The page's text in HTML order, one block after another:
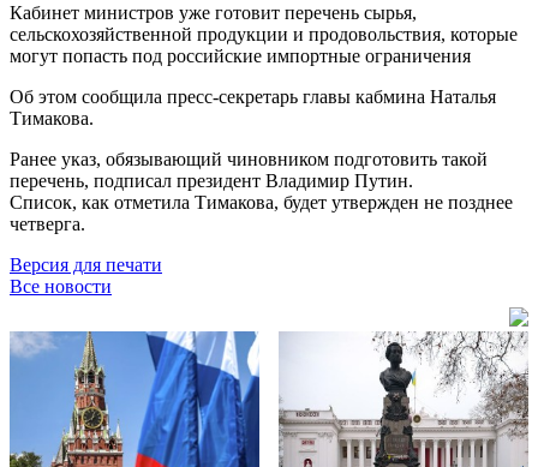
Кабинет министров уже готовит перечень сырья,
сельскохозяйственной продукции и продовольствия, которые
могут попасть под российские импортные ограничения
Об этом сообщила пресс-секретарь главы кабмина Наталья
Тимакова.
Ранее указ, обязывающий чиновником подготовить такой
перечень, подписал президент Владимир Путин.
Список, как отметила Тимакова, будет утвержден не позднее
четверга.
Версия для печати
Все новости